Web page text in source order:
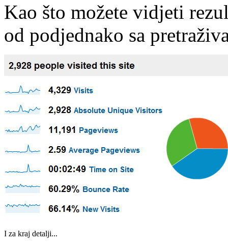
Kao što možete vidjeti
od podjednako sa
I za kraj detalji...